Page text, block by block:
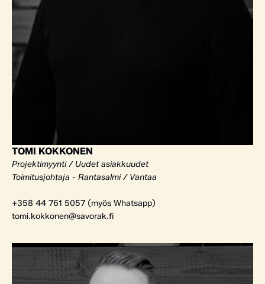
TOMI KOKKONEN
Projektimyynti / Uudet asiakkuudet
Toimitusjohtaja - Rantasalmi / Vantaa
+358 44 761 5057 (myös Whatsapp)
tomi.kokkonen@savorak.fi